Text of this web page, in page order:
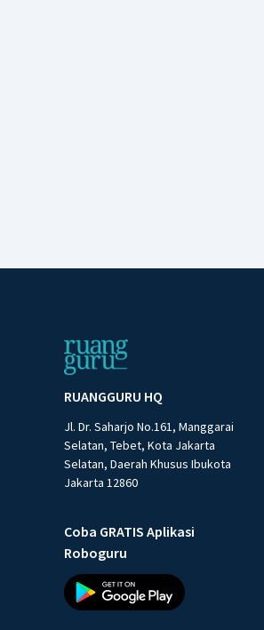
RUANGGURU HQ
Jl. Dr. Saharjo No.161, Manggarai
Selatan, Tebet, Kota Jakarta
Selatan, Daerah Khusus Ibukota
Jakarta 12860
Coba GRATIS Aplikasi
Roboguru